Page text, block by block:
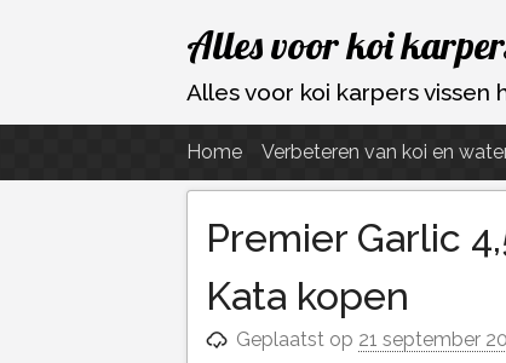
Ga
naar
de
Alles voor koi
Alles voor koi karpers
Home Verbeteren van koi en
Premier Garlic
Kata kopen
Geplaatst op 21 september